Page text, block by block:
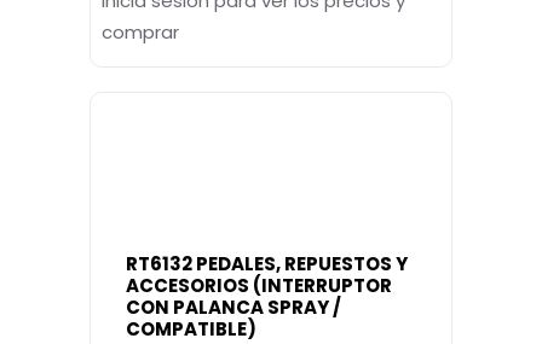
comprar
RT6132 PEDALES, REPUESTOS Y
ACCESORIOS (INTERRUPTOR
CON PALANCA SPRAY /
COMPATIBLE)